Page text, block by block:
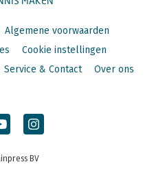
Algemene voorwaarden
Cookie instellingen
Service & Contact Over ons
BV